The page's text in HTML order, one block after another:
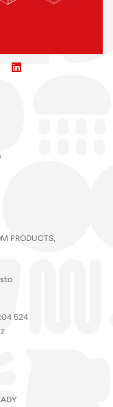
icon
PRODUCTS,
524